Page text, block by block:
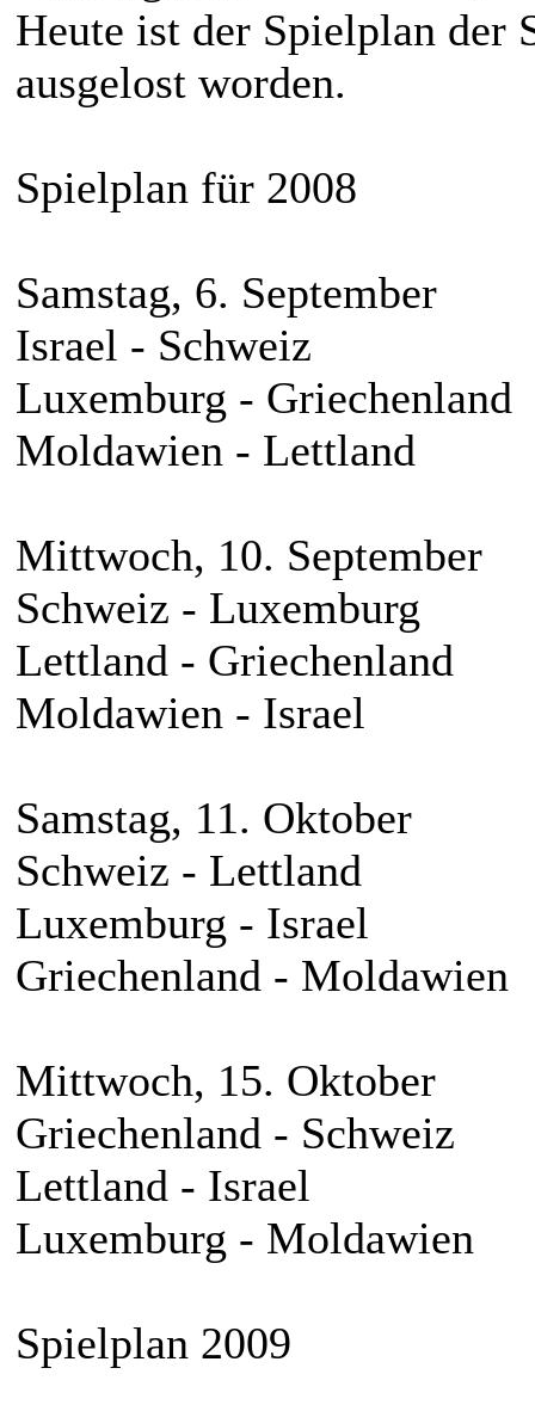
Heute ist der Spielplan der
ausgelost worden.
Spielplan für 2008
Samstag, 6. September
Israel - Schweiz
Luxemburg - Griechenland
Moldawien - Lettland
Mittwoch, 10. September
Schweiz - Luxemburg
Lettland - Griechenland
Moldawien - Israel
Samstag, 11. Oktober
Schweiz - Lettland
Luxemburg - Israel
Griechenland - Moldawien
Mittwoch, 15. Oktober
Griechenland - Schweiz
Lettland - Israel
Luxemburg - Moldawien
Spielplan 2009